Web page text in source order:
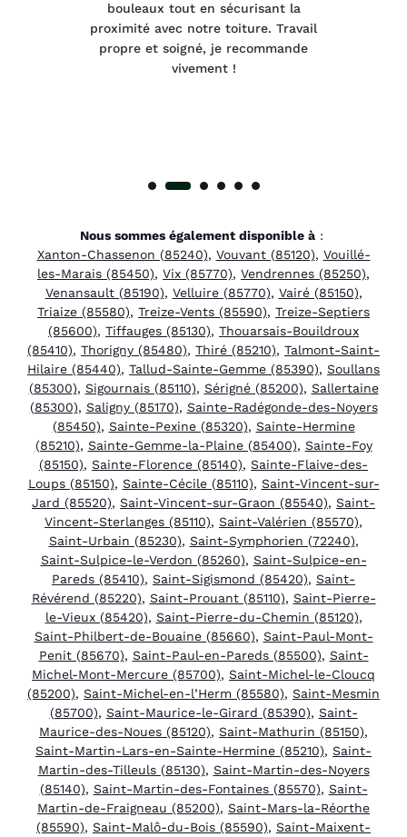
bouleaux tout en sécurisant la
proximité avec notre toiture. Travail
propre et soigné, je recommande
vivement !
Nous sommes également disponible à:
Xanton-Chassenon (85240), Vouvant (85120), Vouillé-
les-Marais (85450), Vix (85770), Vendrennes (85250),
Venansault (85190), Velluire (85770), Vairé (85150),
Triaize (85580), Treize-Vents (85590), Treize-Septiers
(85600), Tiffauges (85130), Thouarsais-Bouildroux
(85410), Thorigny (85480), Thiré (85210), Talmont-Saint-
Hilaire (85440), Tallud-Sainte-Gemme (85390), Soullans
(85300), Sigournais (85110), Sérigné (85200), Sallertaine
(85300), Saligny (85170), Sainte-Radégonde-des-Noyers
(85450), Sainte-Pexine (85320), Sainte-Hermine
(85210), Sainte-Gemme-la-Plaine (85400), Sainte-Foy
(85150), Sainte-Florence (85140), Sainte-Flaive-des-
Loups (85150), Sainte-Cécile (85110), Saint-Vincent-sur-
Jard (85520), Saint-Vincent-sur-Graon (85540), Saint-
Vincent-Sterlanges (85110), Saint-Valérien (85570),
Saint-Urbain (85230), Saint-Symphorien (72240),
Saint-Sulpice-le-Verdon (85260), Saint-Sulpice-en-
Pareds (85410), Saint-Sigismond (85420), Saint-
Révérend (85220), Saint-Prouant (85110), Saint-Pierre-
le-Vieux (85420), Saint-Pierre-du-Chemin (85120),
Saint-Philbert-de-Bouaine (85660), Saint-Paul-Mont-
Penit (85670), Saint-Paul-en-Pareds (85500), Saint-
Michel-Mont-Mercure (85700), Saint-Michel-le-Cloucq
(85200), Saint-Michel-en-l’Herm (85580), Saint-Mesmin
(85700), Saint-Maurice-le-Girard (85390), Saint-
Maurice-des-Noues (85120), Saint-Mathurin (85150),
Saint-Martin-Lars-en-Sainte-Hermine (85210), Saint-
Martin-des-Tilleuls (85130), Saint-Martin-des-Noyers
(85140), Saint-Martin-des-Fontaines (85570), Saint-
Martin-de-Fraigneau (85200), Saint-Mars-la-Réorthe
(85590), Saint-Malô-du-Bois (85590), Saint-Maixent-